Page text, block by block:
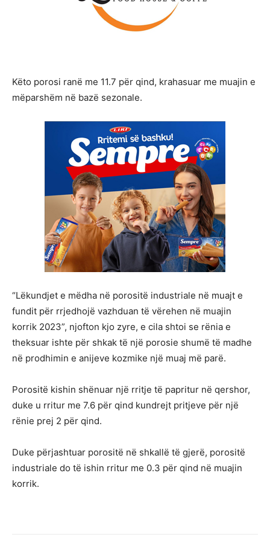
Këto porosi ranë me 11.7 për qind, krahasuar me muajin e
mëparshëm në bazë sezonale.
“Lëkundjet e mëdha në porositë industriale në muajt e
fundit për rrjedhojë vazhduan të vërehen në muajin
korrik 2023”, njofton kjo zyre, e cila shtoi se rënia e
theksuar ishte për shkak të një porosie shumë të madhe
në prodhimin e anijeve kozmike një muaj më parë.
Porositë kishin shënuar një rritje të papritur në qershor,
duke u rritur me 7.6 për qind kundrejt pritjeve për një
rënie prej 2 për qind.
Duke përjashtuar porositë në shkallë të gjerë, porositë
industriale do të ishin rritur me 0.3 për qind në muajin
korrik.